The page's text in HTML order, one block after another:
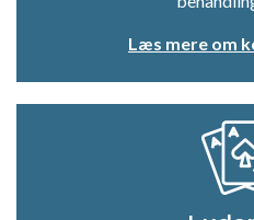
Læs mere om